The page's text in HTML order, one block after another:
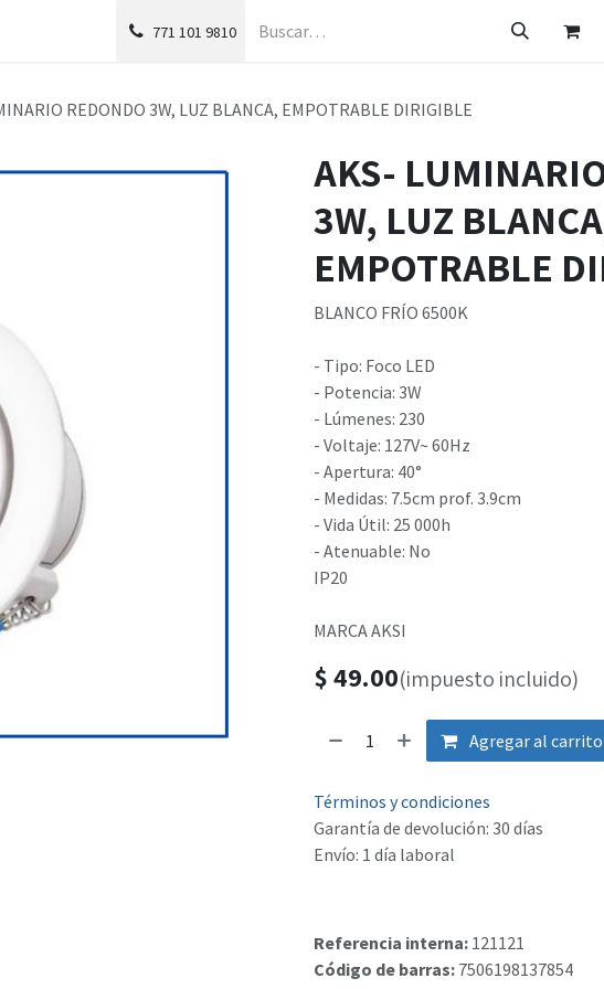
771 101 9810
REDONDO 3W, LUZ BLANCA, EMPOTRABLE DIRIGIBLE
AKS-
3W, LUZ
EMPOTRABLE
BLANCO FRÍO 6500K
- Tipo: Foco LED
- Potencia: 3W
- Lúmenes: 230
- Voltaje: 127V~ 60Hz
- Apertura: 40°
- Medidas: 7.5cm prof. 3.9cm
- Vida Útil: 25 000h
- Atenuable: No
IP20
MARCA AKSI
$49.00(impuesto incluido)
Agregar al carrito
Términos y condiciones
Garantía de devolución: 30 días
Envío: 1 día laboral
Referencia interna: 121121
Código de barras: 7506198137854